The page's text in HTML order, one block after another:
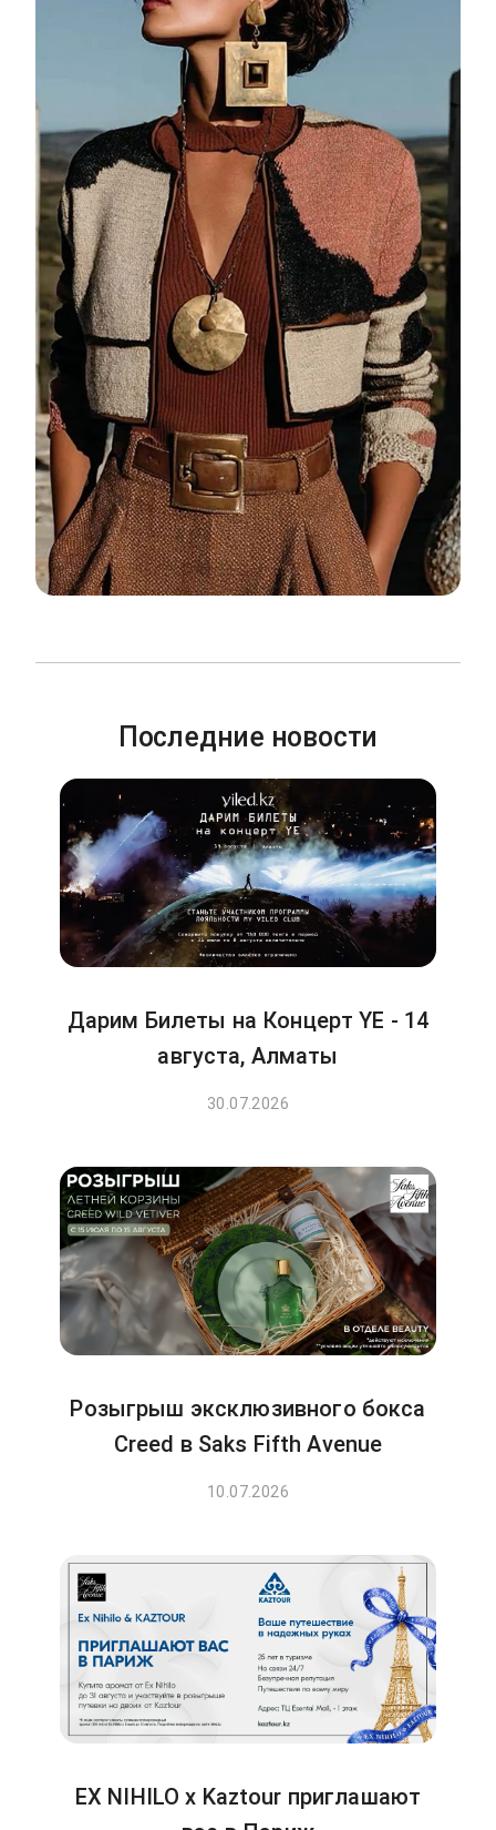
Последние новости
Дарим Билеты на Концерт YE - 14
августа, Алматы
30.07.2026
Розыгрыш эксклюзивного бокса
Creed в Saks Fifth Avenue
10.07.2026
EX NIHILO x Kaztour приглашают